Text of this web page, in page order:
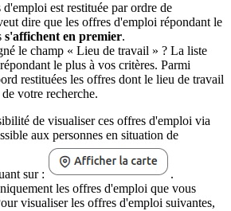
est restituée par ordre de
dire que les offres d'emploi répondant le
s'affichent en premier.
le champ « Lieu de travail » ? La liste
le plus à vos critères. Parmi
restituées les offres dont le lieu de travail
votre recherche.
de visualiser ces offres d'emploi via
aux personnes en situation de
sur :
.
les offres d'emploi que vous
visualiser les offres d'emploi suivantes,